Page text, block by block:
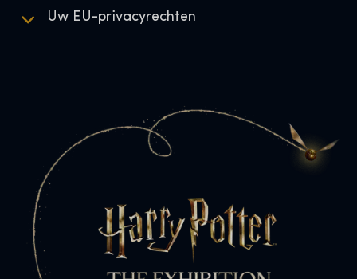
Uw EU-privacyrechten